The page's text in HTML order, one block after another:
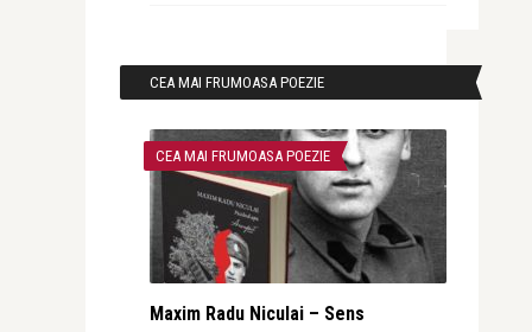
CEA MAI FRUMOASA POEZIE
CEA MAI FRUMOASA POEZIE
Maxim Radu Niculai – Sens